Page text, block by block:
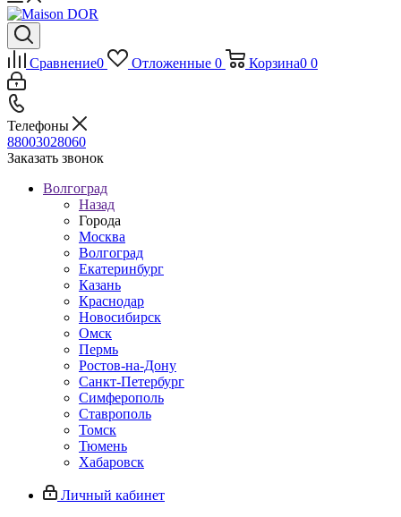
Сравнение0 Отложенные 0 Корзина0 0
Телефоны
88003028060
Заказать звонок
Волгоград
Назад
Города
Москва
Волгоград
Екатеринбург
Казань
Краснодар
Новосибирск
Омск
Пермь
Ростов-на-Дону
Санкт-Петербург
Симферополь
Ставрополь
Томск
Тюмень
Хабаровск
Личный кабинет